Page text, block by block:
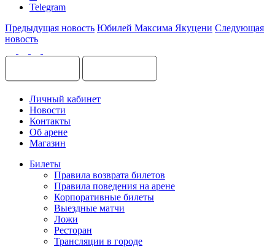
Telegram
Предыдущая новость Юбилей Максима Якуцени Следующая
новость
Личный кабинет
Новости
Контакты
Об арене
Магазин
Билеты
Правила возврата билетов
Правила поведения на арене
Корпоративные билеты
Выездные матчи
Ложи
Ресторан
Трансляции в городе